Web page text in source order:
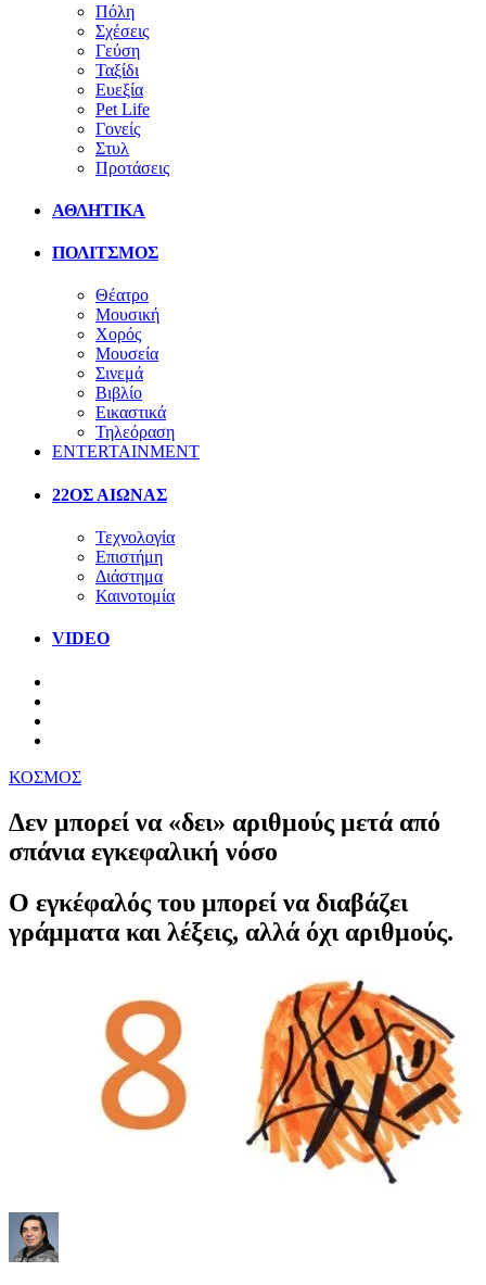
Πόλη
Σχέσεις
Γεύση
Ταξίδι
Ευεξία
Pet Life
Γονείς
Στυλ
Προτάσεις
ΑΘΛΗΤΙΚΑ
ΠΟΛΙΤΣΜΟΣ
Θέατρο
Μουσική
Χορός
Μουσεία
Σινεμά
Βιβλίο
Εικαστικά
Τηλεόραση
ENTERTAINMENT
22ΟΣ ΑΙΩΝΑΣ
Τεχνολογία
Επιστήμη
Διάστημα
Καινοτομία
VIDEO
ΚΟΣΜΟΣ
Δεν μπορεί να «δει» αριθμούς μετά από
σπάνια εγκεφαλική νόσο
Ο εγκέφαλός του μπορεί να διαβάζει
γράμματα και λέξεις, αλλά όχι αριθμούς.